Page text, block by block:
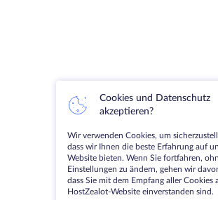
Cookies und Datenschutz
akzeptieren?
Wir verwenden Cookies, um
dass wir Ihnen die beste Erfahrung auf
Website bieten. Wenn Sie fortfahren,
Einstellungen zu ändern, gehen wir
dass Sie mit dem Empfang aller Cookies
HostZealot-Website einverstanden sind.